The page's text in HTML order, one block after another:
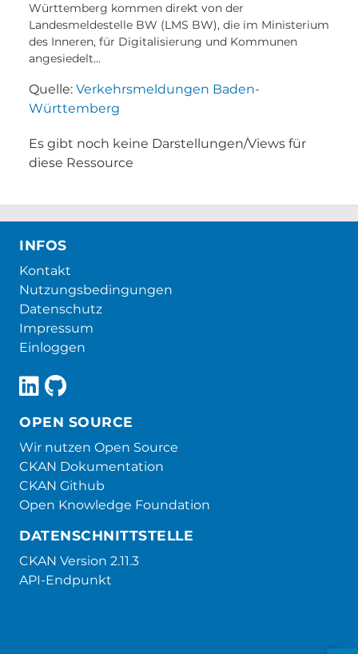
Württemberg kommen direkt von der
Landesmeldestelle BW (LMS BW), die im Ministerium
des Inneren, für Digitalisierung und Kommunen
angesiedelt...
Quelle: Verkehrsmeldungen Baden-
Württemberg
Es gibt noch keine Darstellungen/Views für
diese Ressource
INFOS
Kontakt
Nutzungsbedingungen
Datenschutz
Impressum
Einloggen
OPEN SOURCE
Wir nutzen Open Source
CKAN Dokumentation
CKAN Github
Open Knowledge Foundation
DATENSCHNITTSTELLE
CKAN Version 2.11.3
API-Endpunkt